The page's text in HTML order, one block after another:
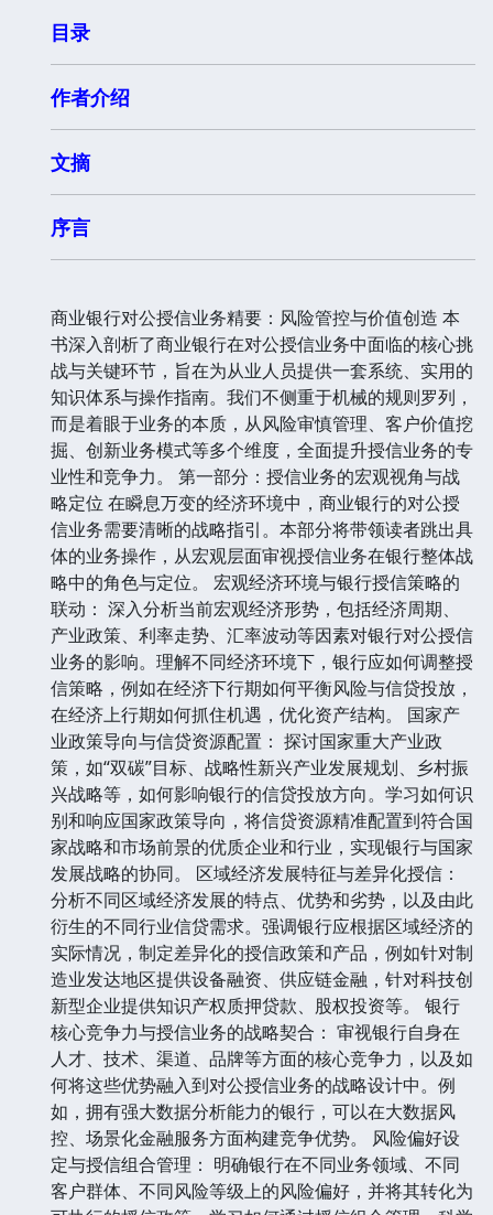
目录
作者介绍
文摘
序言
商业银行对公授信业务精要：风险管控与价值创造 本
书深入剖析了商业银行在对公授信业务中面临的核心挑
战与关键环节，旨在为从业人员提供一套系统、实用的
知识体系与操作指南。我们不侧重于机械的规则罗列，
而是着眼于业务的本质，从风险审慎管理、客户价值挖
掘、创新业务模式等多个维度，全面提升授信业务的专
业性和竞争力。 第一部分：授信业务的宏观视角与战
略定位 在瞬息万变的经济环境中，商业银行的对公授
信业务需要清晰的战略指引。本部分将带领读者跳出具
体的业务操作，从宏观层面审视授信业务在银行整体战
略中的角色与定位。 宏观经济环境与银行授信策略的
联动： 深入分析当前宏观经济形势，包括经济周期、
产业政策、利率走势、汇率波动等因素对银行对公授信
业务的影响。理解不同经济环境下，银行应如何调整授
信策略，例如在经济下行期如何平衡风险与信贷投放，
在经济上行期如何抓住机遇，优化资产结构。 国家产
业政策导向与信贷资源配置： 探讨国家重大产业政
策，如“双碳”目标、战略性新兴产业发展规划、乡村振
兴战略等，如何影响银行的信贷投放方向。学习如何识
别和响应国家政策导向，将信贷资源精准配置到符合国
家战略和市场前景的优质企业和行业，实现银行与国家
发展战略的协同。 区域经济发展特征与差异化授信：
分析不同区域经济发展的特点、优势和劣势，以及由此
衍生的不同行业信贷需求。强调银行应根据区域经济的
实际情况，制定差异化的授信政策和产品，例如针对制
造业发达地区提供设备融资、供应链金融，针对科技创
新型企业提供知识产权质押贷款、股权投资等。 银行
核心竞争力与授信业务的战略契合： 审视银行自身在
人才、技术、渠道、品牌等方面的核心竞争力，以及如
何将这些优势融入到对公授信业务的战略设计中。例
如，拥有强大数据分析能力的银行，可以在大数据风
控、场景化金融服务方面构建竞争优势。 风险偏好设
定与授信组合管理： 明确银行在不同业务领域、不同
客户群体、不同风险等级上的风险偏好，并将其转化为